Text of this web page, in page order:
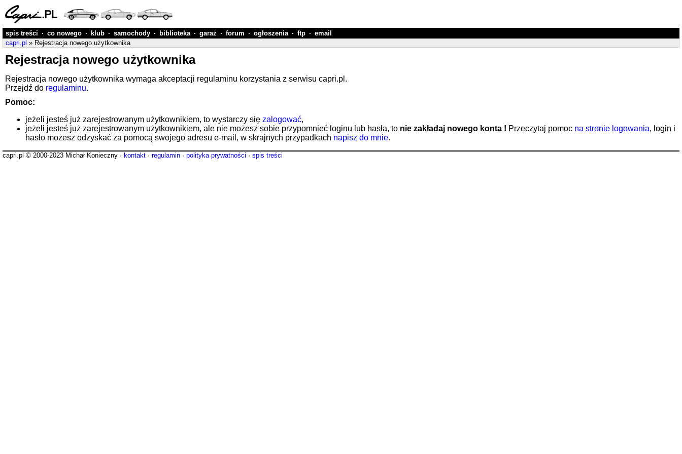
spis treści · co nowego · klub · samochody · biblioteka · garaż · forum · ogłoszenia · ftp · email
capri.pl » Rejestracja nowego użytkownika
Rejestracja nowego użytkownika
Rejestracja nowego użytkownika wymaga akceptacji regulaminu korzystania z serwisu capri.pl.
Przejdź do regulaminu.
Pomoc:
jeżeli jesteś już zarejestrowanym użytkownikiem, to wystarczy się zalogować,
jeżeli jesteś już zarejestrowanym użytkownikiem, ale nie możesz sobie przypomnieć loginu lub hasła, to nie zakładaj nowego konta ! Przeczytaj pomoc na stronie logowania, login i
hasło możesz odzyskać za pomocą swojego adresu e-mail, w skrajnych przypadkach napisz do mnie.
capri.pl © 2000-2023 Michał Konieczny · kontakt · regulamin · polityka prywatności · spis treści